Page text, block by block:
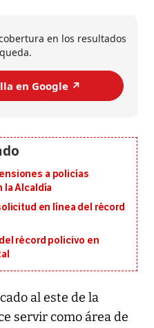
en los resultados
en Google ↗️
a policías
la Alcaldía
en línea del récord
récord policivo en
al este de la
servir como área de